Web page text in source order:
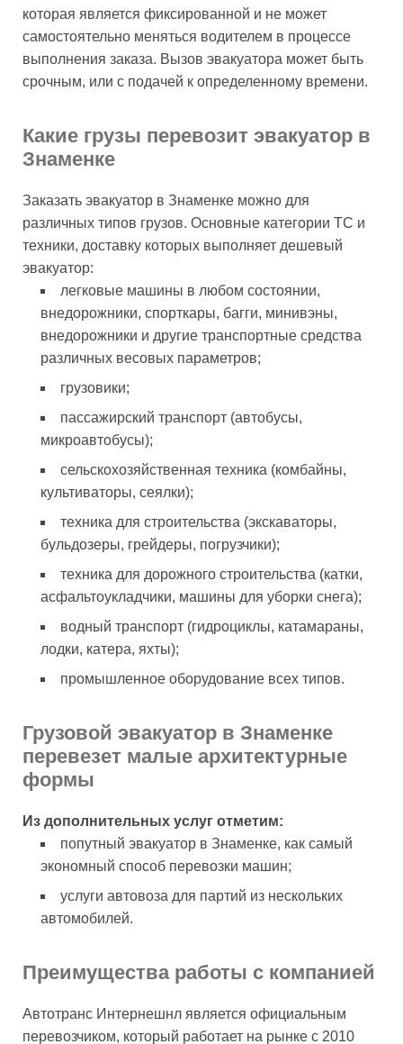
которая является фиксированной и не может
самостоятельно меняться водителем в процессе
выполнения заказа. Вызов эвакуатора может быть
срочным, или с подачей к определенному времени.
Какие грузы перевозит эвакуатор в
Знаменке
Заказать эвакуатор в Знаменке можно для
различных типов грузов. Основные категории ТС и
техники, доставку которых выполняет дешевый
эвакуатор:
легковые машины в любом состоянии,
внедорожники, спорткары, багги, минивэны,
внедорожники и другие транспортные средства
различных весовых параметров;
грузовики;
пассажирский транспорт (автобусы,
микроавтобусы);
сельскохозяйственная техника (комбайны,
культиваторы, сеялки);
техника для строительства (экскаваторы,
бульдозеры, грейдеры, погрузчики);
техника для дорожного строительства (катки,
асфальтоукладчики, машины для уборки снега);
водный транспорт (гидроциклы, катамараны,
лодки, катера, яхты);
промышленное оборудование всех типов.
Грузовой эвакуатор в Знаменке
перевезет малые архитектурные
формы
Из дополнительных услуг отметим:
попутный эвакуатор в Знаменке, как самый
экономный способ перевозки машин;
услуги автовоза для партий из нескольких
автомобилей.
Преимущества работы с компанией
Автотранс Интернешнл является официальным
перевозчиком, который работает на рынке с 2010